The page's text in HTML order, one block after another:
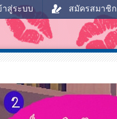
าสู่ระบบ สมัครสมาชิก